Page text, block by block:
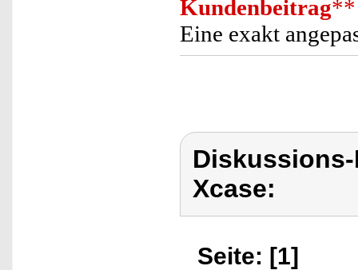
Kundenbeitrag**
Eine exakt
Xcase:
Seite: [1]